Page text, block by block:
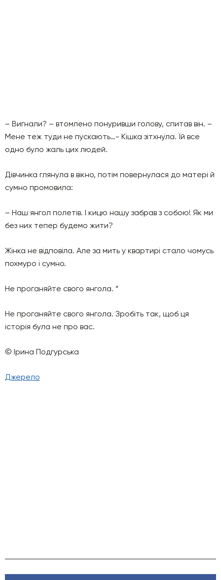
– Вигнали? – втомлено понуривши голову, спитав він. –
Мене теж туди не пускають…- Кішка зітхнула. Їй все
одно було жаль цих людей.
Дівчинка глянула в вікно, потім повернулася до матері й
сумно промовила:
– Наш янгол полетів. І кицю нашу забрав з собою! Як ми
без них тепер будемо жити?
Жінка не відповіла. Але за мить у квартирі стало чомусь
похмуро і сумно.
Не проганяйте свого янгола. “
Не проганяйте свого янгола. Зробіть так, щоб ця
історія була не про вас.
© Ірина Подгурська
Джерело